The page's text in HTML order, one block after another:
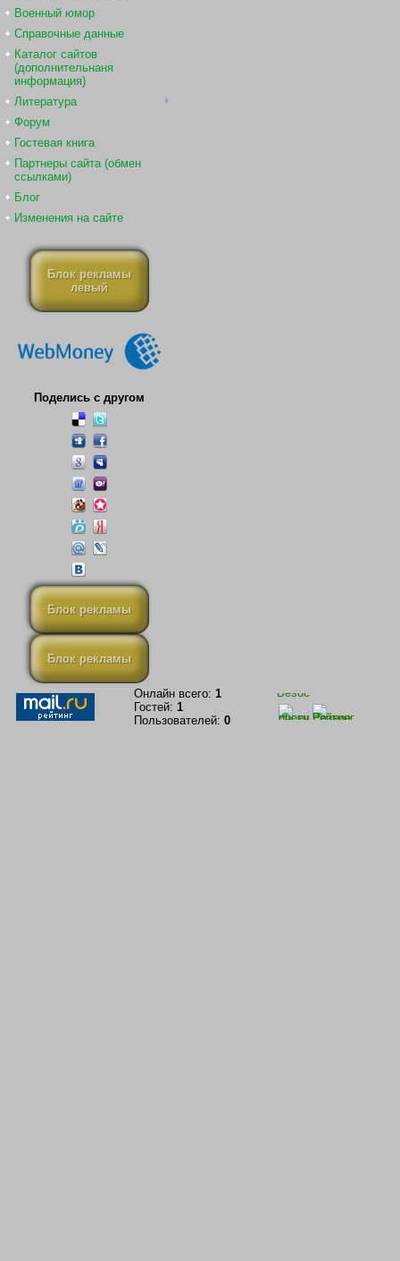
Военный юмор
Справочные данные
Каталог сайтов
(дополнительнаня
информация)
Литература
Форум
Гостевая книга
Партнеры сайта (обмен
ссылками)
Блог
Изменения на сайте
Блок рекламы
левый
Поделись с другом
Блок рекламы
Блок рекламы
Онлайн всего: 1
Гостей: 1
Пользователей: 0